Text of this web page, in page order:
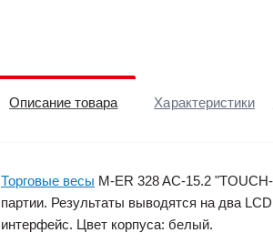
Описание товара Характеристики
Торговые весы M-ER 328 AC-15.2
партии. Результаты выводятся на два
интерфейс. Цвет корпуса: белый.